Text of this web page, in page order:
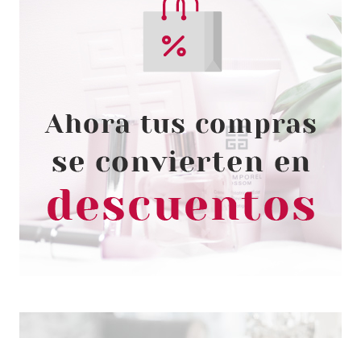
MAYBELLINE
MAYBELLINE BABY LIPS
COLOR BALM CRAYON 25
PLAYFUL PURPLE
desde
2.95€